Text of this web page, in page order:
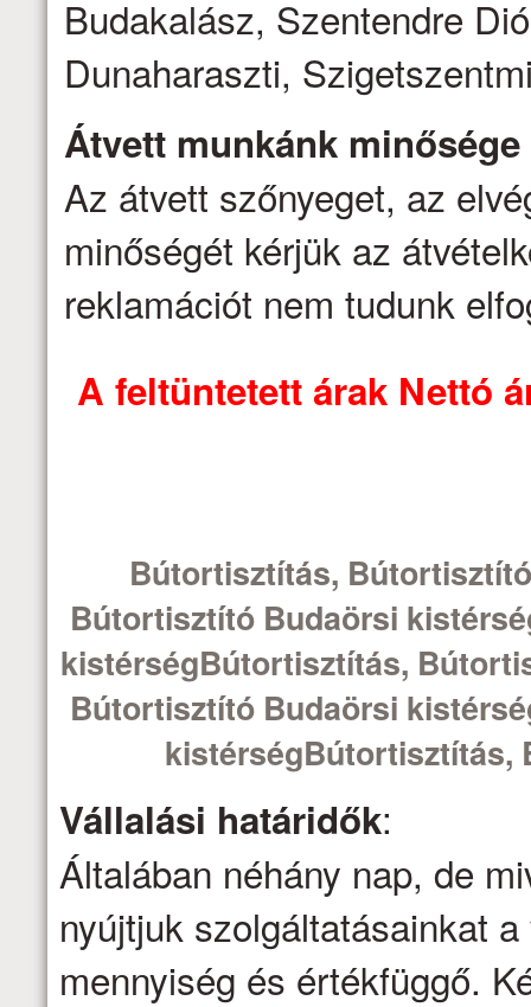
Budakalász, Szentendre
Dunaharaszti,
Átvett munkánk minősége
Az átvett szőnyeget, az
minőségét kérjük az
reklamációt nem tudunk
A feltüntetett árak Nettó
Bútortisztítás,
Bútortisztító Budaörsi
kistérségBútortisztítás,
Bútortisztító Budaörsi
kistérségBútortisztítás,
Vállalási határidők:
Általában néhány nap, de
nyújtjuk szolgáltatásainkat
mennyiség és értékfüggő.